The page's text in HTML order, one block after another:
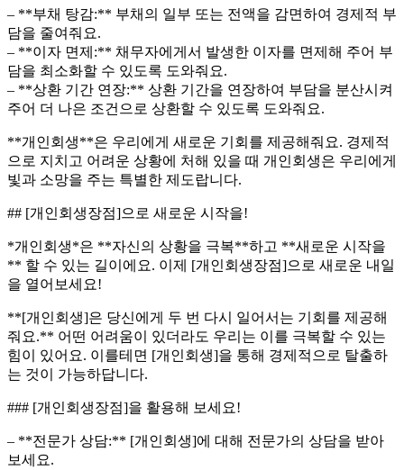
– **부채 탕감:** 부채의 일부 또는 전액을 감면하여 경제적 부
담을 줄여줘요.
– **이자 면제:** 채무자에게서 발생한 이자를 면제해 주어 부
담을 최소화할 수 있도록 도와줘요.
– **상환 기간 연장:** 상환 기간을 연장하여 부담을 분산시켜
주어 더 나은 조건으로 상환할 수 있도록 도와줘요.
**개인회생**은 우리에게 새로운 기회를 제공해줘요. 경제적
으로 지치고 어려운 상황에 처해 있을 때 개인회생은 우리에게
빛과 소망을 주는 특별한 제도랍니다.
## [개인회생장점]으로 새로운 시작을!
*개인회생*은 **자신의 상황을 극복**하고 **새로운 시작을
** 할 수 있는 길이에요. 이제 [개인회생장점]으로 새로운 내일
을 열어보세요!
**[개인회생]은 당신에게 두 번 다시 일어서는 기회를 제공해
줘요.** 어떤 어려움이 있더라도 우리는 이를 극복할 수 있는
힘이 있어요. 이를테면 [개인회생]을 통해 경제적으로 탈출하
는 것이 가능하답니다.
### [개인회생장점]을 활용해 보세요!
– **전문가 상담:** [개인회생]에 대해 전문가의 상담을 받아
보세요.